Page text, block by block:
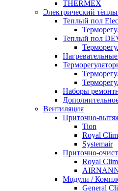
THERMEX
Электрический
Теплый пол
Теплый пол
Наборы
Вентиляция
Приточно-
Tion
Royal
Systemair
Приточно-
Royal
Модули /
General